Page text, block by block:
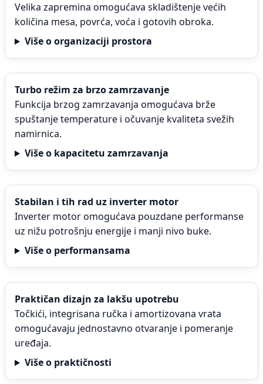
Velika zapremina omogućava skladištenje većih
količina mesa, povrća, voća i gotovih obroka.
Više o organizaciji prostora
Turbo režim za brzo zamrzavanje
Funkcija brzog zamrzavanja omogućava brže
spuštanje temperature i očuvanje kvaliteta svežih
namirnica.
Više o kapacitetu zamrzavanja
Stabilan i tih rad uz inverter motor
Inverter motor omogućava pouzdane performanse
uz nižu potrošnju energije i manji nivo buke.
Više o performansama
Praktičan dizajn za lakšu upotrebu
Točkići, integrisana ručka i amortizovana vrata
omogućavaju jednostavno otvaranje i pomeranje
uređaja.
Više o praktičnosti